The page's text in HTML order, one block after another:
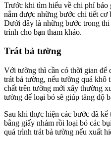
Trước khi tìm hiểu về chi phí báo
nắm được những bước chi tiết cơ
Dưới đây là những bước trong
trình cho bạn tham khảo.
Trát bả tường
Với tường thì cần có thời gian để
trát bả tường, nếu tường quá khô
chất trên tường mới xây thường
tường để loại bỏ sẽ giúp tăng độ
Sau khi thực hiện các bước đã kể
bằng giấy nhám rồi loại bỏ các
quá trình trát bả tường nếu xuất